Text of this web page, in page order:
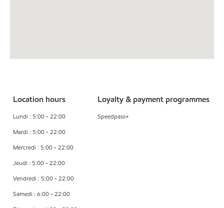
Location hours
Lundi : 5:00 - 22:00
Mardi : 5:00 - 22:00
Mercredi : 5:00 - 22:00
Jeudi : 5:00 - 22:00
Vendredi : 5:00 - 22:00
Samedi : 6:00 - 22:00
Loyalty & payment programmes
Speedpass+